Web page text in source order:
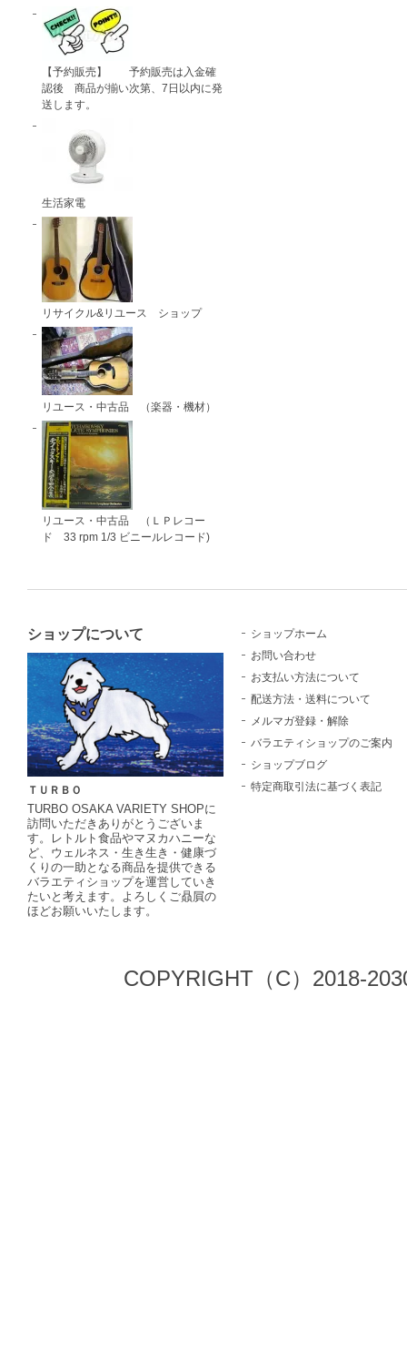
【予約販売】 予約販売は入金確
認後 商品が揃い次第、7日以内に発
送します。
生活家電
リサイクル&リユース ショップ
リユース・中古品 （楽器・機材）
リユース・中古品 （ＬＰレコー
ド 33 rpm 1/3 ビニールレコード)
ショップについて
ＴＵＲＢＯ
TURBO OSAKA VARIETY SHOPに
訪問いただきありがとうございま
す。レトルト食品やマヌカハニーな
ど、ウェルネス・生き生き・健康づ
くりの一助となる商品を提供できる
バラエティショップを運営していき
たいと考えます。よろしくご贔屓の
ほどお願いいたします。
ショップホーム
お問い合わせ
お支払い方法について
配送方法・送料について
メルマガ登録・解除
バラエティショップのご案内
ショップブログ
特定商取引法に基づく表記
COPYRIGHT（C）2018-